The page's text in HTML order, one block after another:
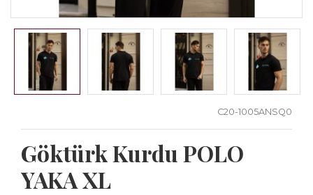
C20-1005ANSQ0
Göktürk Kurdu POLO
YAKA XL